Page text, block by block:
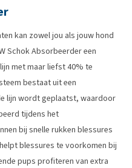
kan zowel jou als jouw hond
Schok Absorbeerder een
met maar liefst 40% te
bestaat uit een
lijn wordt geplaatst, waardoor
tijdens het
bij snelle rukken blessures
blessures te voorkomen bij
pups profiteren van extra